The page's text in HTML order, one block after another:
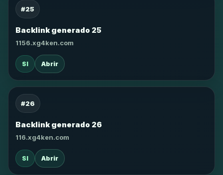
#25
Backlink generado 25
1156.xg4ken.com
SI Abrir
#26
Backlink generado 26
116.xg4ken.com
SI Abrir